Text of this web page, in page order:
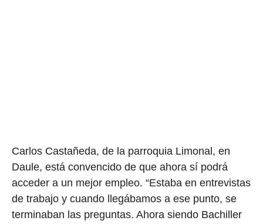
Carlos Castañeda, de la parroquia Limonal, en
Daule, está convencido de que ahora sí podrá
acceder a un mejor empleo. “Estaba en entrevistas
de trabajo y cuando llegábamos a ese punto, se
terminaban las preguntas. Ahora siendo Bachiller